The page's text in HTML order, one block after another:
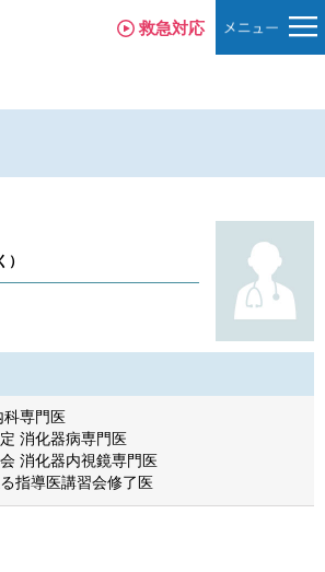
救急対応
）
科専門医
消化器病専門医
消化器内視鏡専門医
指導医講習会修了医